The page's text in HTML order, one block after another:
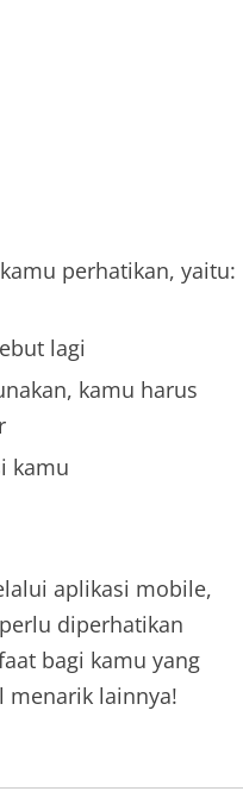
perhatikan, yaitu:
lagi
kamu harus
kamu
aplikasi mobile,
diperhatikan
bagi kamu yang
menarik lainnya!